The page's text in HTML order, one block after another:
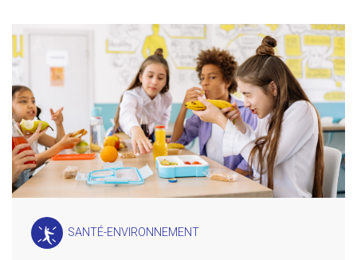
SANTÉ-ENVIRONNEMENT